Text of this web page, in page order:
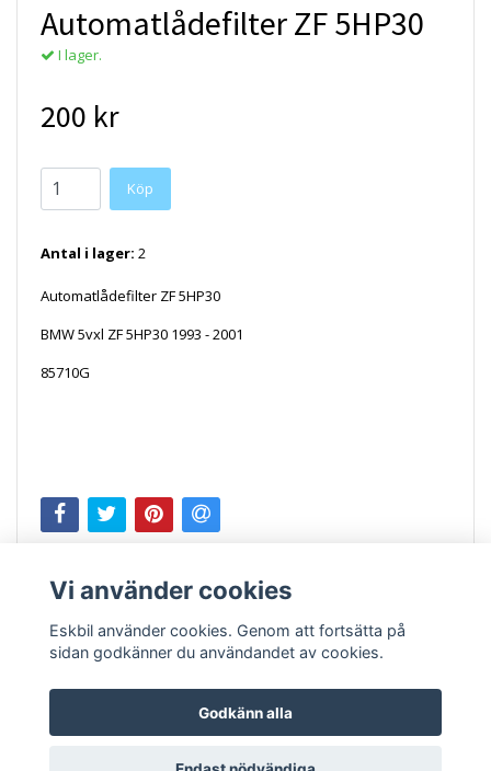
Automatlådefilter ZF 5HP30
I lager.
200 kr
Antal i lager: 2
Automatlådefilter ZF 5HP30
BMW 5vxl ZF 5HP30 1993 - 2001
85710G
Kontakt Köpvillkor
Vi använder cookies
Eskbil använder cookies. Genom att fortsätta på
sidan godkänner du användandet av cookies.
Godkänn alla